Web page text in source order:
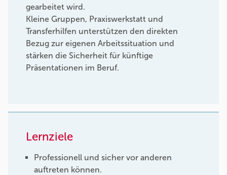
gearbeitet wird.
Kleine Gruppen, Praxiswerkstatt und
Transferhilfen unterstützen den direkten
Bezug zur eigenen Arbeitssituation und
stärken die Sicherheit für künftige
Präsentationen im Beruf.
Lernziele
Professionell und sicher vor anderen
auftreten können.